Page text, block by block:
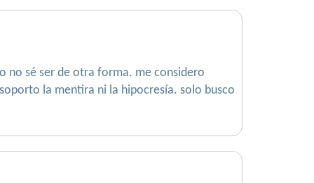
no sé ser de otra forma. me considero
la mentira ni la hipocresía. solo busco